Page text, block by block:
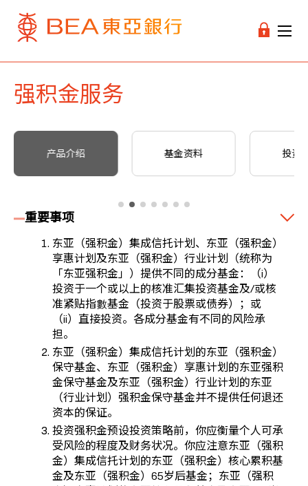
强积金服务
产品介绍 基金资料 投资
重要事项
东亚（强积金）集成信托计划、东亚（强积金）
享惠计划及东亚（强积金）行业计划（统称为
「东亚强积金」）提供不同的成分基金：（i）
投资于一个或以上的核准汇集投资基金及/或核
准紧贴指數基金（投资于股票或债券）；或
（ii）直接投资。各成分基金有不同的风险承
担。
东亚（强积金）集成信托计划的东亚（强积金）
保守基金、东亚（强积金）享惠计划的东亚强积
金保守基金及东亚（强积金）行业计划的东亚
（行业计划）强积金保守基金并不提供任何退还
资本的保证。
投资强积金预设投资策略前，你应衡量个人可承
受风险的程度及财务状况。你应注意东亚（强积
金）集成信托计划的东亚（强积金）核心累积基
金及东亚（强积金）65岁后基金；东亚（强积